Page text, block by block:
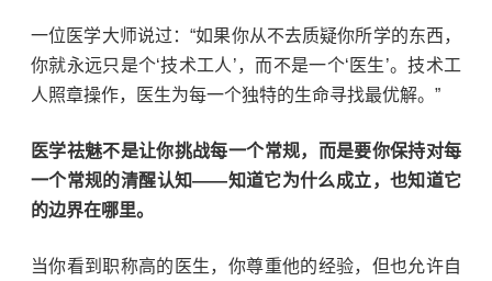
一位医学大师说过：“如果你从不去质疑你所学的东西，
你就永远只是个‘技术工人 ’，而不是一个‘ 医生’。技术工
人照章操作，医生为每一个独特的生命寻找最优解。 ”
医学祛魅不是让你挑战每一个常规，而是要你保持对每
一个常规的清醒认知——知道它为什么成立，也知道它
的边界在哪里。
当你看到职称高的医生，你尊重他的经验，但也允许自